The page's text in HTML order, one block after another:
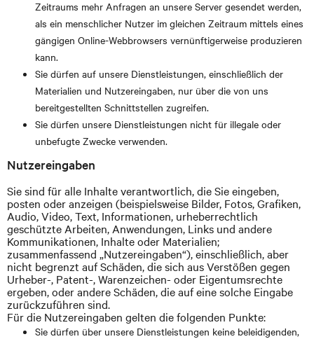
Zeitraums mehr Anfragen an unsere Server gesendet werden,
als ein menschlicher Nutzer im gleichen Zeitraum mittels eines
gängigen Online-Webbrowsers vernünftigerweise produzieren
kann.
Sie dürfen auf unsere Dienstleistungen, einschließlich der
Materialien und Nutzereingaben, nur über die von uns
bereitgestellten Schnittstellen zugreifen.
Sie dürfen unsere Dienstleistungen nicht für illegale oder
unbefugte Zwecke verwenden.
Nutzereingaben
Sie sind für alle Inhalte verantwortlich, die Sie eingeben,
posten oder anzeigen (beispielsweise Bilder, Fotos, Grafiken,
Audio, Video, Text, Informationen, urheberrechtlich
geschützte Arbeiten, Anwendungen, Links und andere
Kommunikationen, Inhalte oder Materialien;
zusammenfassend „Nutzereingaben“), einschließlich, aber
nicht begrenzt auf Schäden, die sich aus Verstößen gegen
Urheber-, Patent-, Warenzeichen- oder Eigentumsrechte
ergeben, oder andere Schäden, die auf eine solche Eingabe
zurückzuführen sind.
Für die Nutzereingaben gelten die folgenden Punkte:
Sie dürfen über unsere Dienstleistungen keine beleidigenden,